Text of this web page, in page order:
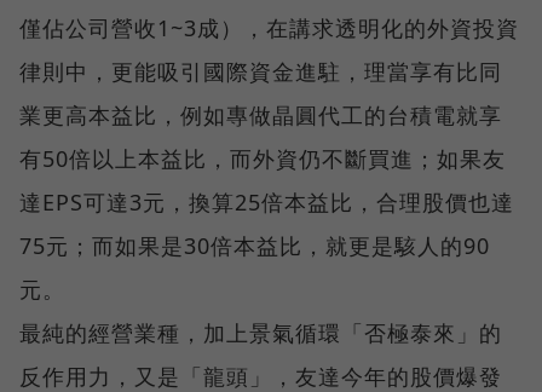
僅佔公司營收1~3成），在講求透明化的外資投資
律則中，更能吸引國際資金進駐，理當享有比同
業更高本益比，例如專做晶圓代工的台積電就享
有50倍以上本益比，而外資仍不斷買進；如果友
達EPS可達3元，換算25倍本益比，合理股價也達
75元；而如果是30倍本益比，就更是駭人的90
元。
最純的經營業種，加上景氣循環「否極泰來」的
反作用力，又是「龍頭」，友達今年的股價爆發